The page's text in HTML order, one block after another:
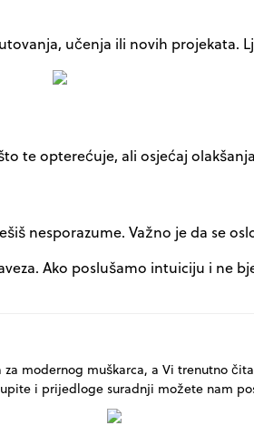
učenja ili novih projekata.
te opterećuje, ali osjećaj
nesporazume. Važno je da se
Ako poslušamo intuiciju i ne
modernog muškarca, a Vi trenutno
i prijedloge suradnji možete nam